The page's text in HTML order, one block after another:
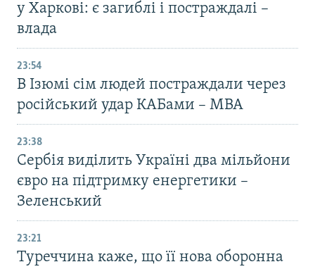
у Харкові: є загиблі і постраждалі –
влада
23:54
В Ізюмі сім людей постраждали через
російський удар КАБами – МВА
23:38
Сербія виділить Україні два мільйони
євро на підтримку енергетики –
Зеленський
23:21
Туреччина каже, що її нова оборонна